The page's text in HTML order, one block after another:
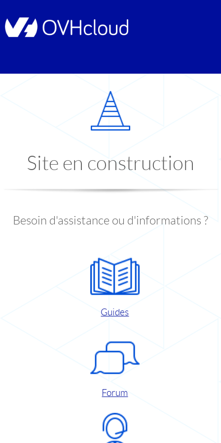
Site en construction
Besoin d'assistance ou d'informations ?
Guides
Forum